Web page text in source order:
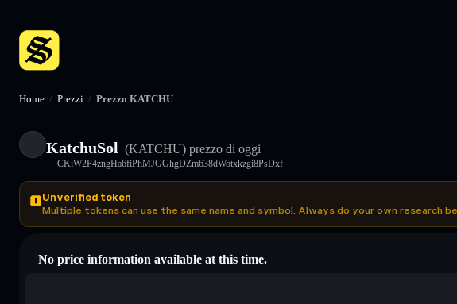
Home / Prezzi / Prezzo KATCHU
KatchuSol (KATCHU) prezzo di oggi
CKiW2P4zngHa6fiPhMJGGhgDZm638dWotxkzgi8PsDxf
Unverified token
Multiple tokens can use the same name and symbol. Always do your own research
No price information available at this time.